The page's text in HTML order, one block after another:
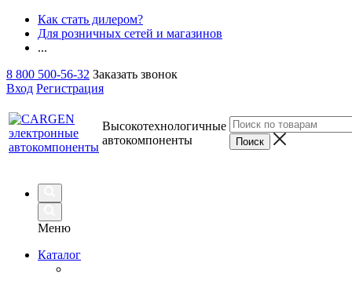
Как стать дилером?
Для розничных сетей и магазинов
...
8 800 500-56-32 Заказать звонок
Вход Регистрация
Высокотехнологичные
автокомпоненты
Меню
Каталог